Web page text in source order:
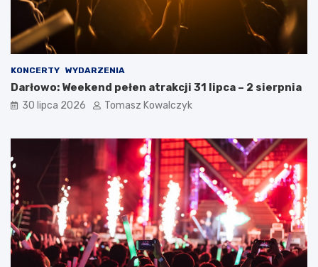
KONCERTY WYDARZENIA
Darłowo: Weekend pełen atrakcji 31 lipca – 2 sierpnia
30 lipca 2026 Tomasz Kowalczyk